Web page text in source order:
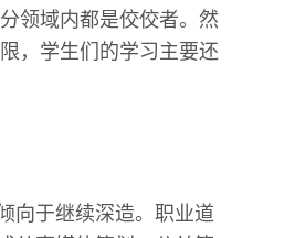
领域内都是佼佼者。然
，学生们的学习主要还
向于继续深造。职业道